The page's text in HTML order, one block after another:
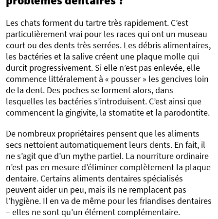
Les chats forment du tartre très rapidement. C’est
particulièrement vrai pour les races qui ont un museau
court ou des dents très serrées. Les débris alimentaires,
les bactéries et la salive créent une plaque molle qui
durcit progressivement. Si elle n’est pas enlevée, elle
commence littéralement à « pousser » les gencives loin
de la dent. Des poches se forment alors, dans
lesquelles les bactéries s’introduisent. C’est ainsi que
commencent la gingivite, la stomatite et la parodontite.
De nombreux propriétaires pensent que les aliments
secs nettoient automatiquement leurs dents. En fait, il
ne s’agit que d’un mythe partiel. La nourriture ordinaire
n’est pas en mesure d’éliminer complètement la plaque
dentaire. Certains aliments dentaires spécialisés
peuvent aider un peu, mais ils ne remplacent pas
l’hygiène. Il en va de même pour les friandises dentaires
– elles ne sont qu’un élément complémentaire.